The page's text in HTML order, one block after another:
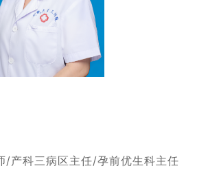
/产科三病区主任/孕前优生科主任